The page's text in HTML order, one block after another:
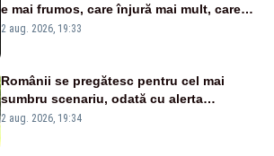
e mai frumos, care înjură mai mult, care
țipă mai tare, ci pe proiecte”
2 aug. 2026, 19:33
Românii se pregătesc pentru cel mai
sumbru scenariu, odată cu alerta
energetică
2 aug. 2026, 19:34